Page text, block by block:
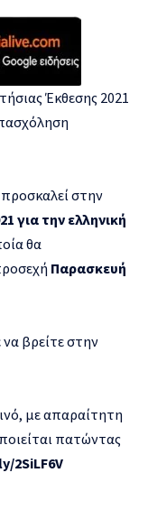
Έκθεσης 2021
στην
για την ελληνική
θα
Παρασκευή
βρείτε στην
με απαραίτητη
πατώντας
2SiLF6V